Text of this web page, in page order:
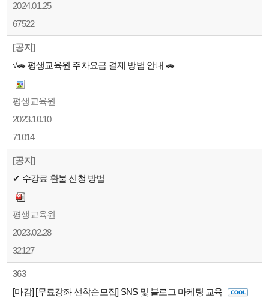
2024.01.25
67522
[공지]
√🚗 평생교육원 주차요금 결제 방법 안내 🚗
평생교육원
2023.10.10
71014
[공지]
✔ 수강료 환불 신청 방법
평생교육원
2023.02.28
32127
363
[마감] [무료강좌 선착순모집] SNS 및 블로그 마케팅 교육